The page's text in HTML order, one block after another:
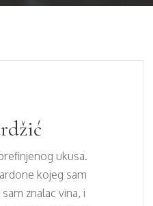
ukusa.
kojeg sam
znalac vina, i